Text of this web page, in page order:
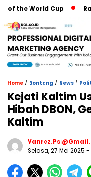
World Cup
Home / Bontang / News /
Kejati Kaltim
Hibah DBON,
Kaltim
Selasa, 27 Mei 2025 -